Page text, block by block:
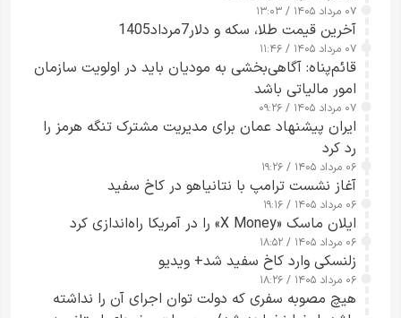
۰۷ مرداد ۱۴۰۵ / ۱۳:۰۳
آخرین قیمت طلا، سکه و دلار7مرداد1405
۰۷ مرداد ۱۴۰۵ / ۱۱:۴۶
قائم‌پناه: آگاهی‌بخشی به مودیان باید در اولویت سازمان
امور مالیاتی باشد
۰۷ مرداد ۱۴۰۵ / ۰۹:۲۶
ایران پیشنهاد عمان برای مدیریت مشترک تنگه هرمز را
رد کرد
۰۶ مرداد ۱۴۰۵ / ۱۹:۲۶
آغاز نشست ترامپ با نتانیاهو در کاخ سفید
۰۶ مرداد ۱۴۰۵ / ۱۹:۱۶
ایلان ماسک «X Money» را در آمریکا راه‌اندازی کرد
۰۶ مرداد ۱۴۰۵ / ۱۸:۵۲
زلنسکی وارد کاخ سفید شد+ ویدیو
۰۶ مرداد ۱۴۰۵ / ۱۸:۲۶
هیچ مصوبه سفری که دولت توان اجرای آن را نداشته